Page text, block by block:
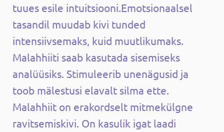
tuues esile intuitsiooni.Emotsionaalsel
tasandil muudab kivi tunded
intensiivsemaks, kuid muutlikumaks.
Malahhiiti saab kasutada sisemiseks
analüüsiks. Stimuleerib unenägusid ja
toob mälestusi elavalt silma ette.
Malahhiit on erakordselt mitmekülgne
ravitsemiskivi. On kasulik igat laadi